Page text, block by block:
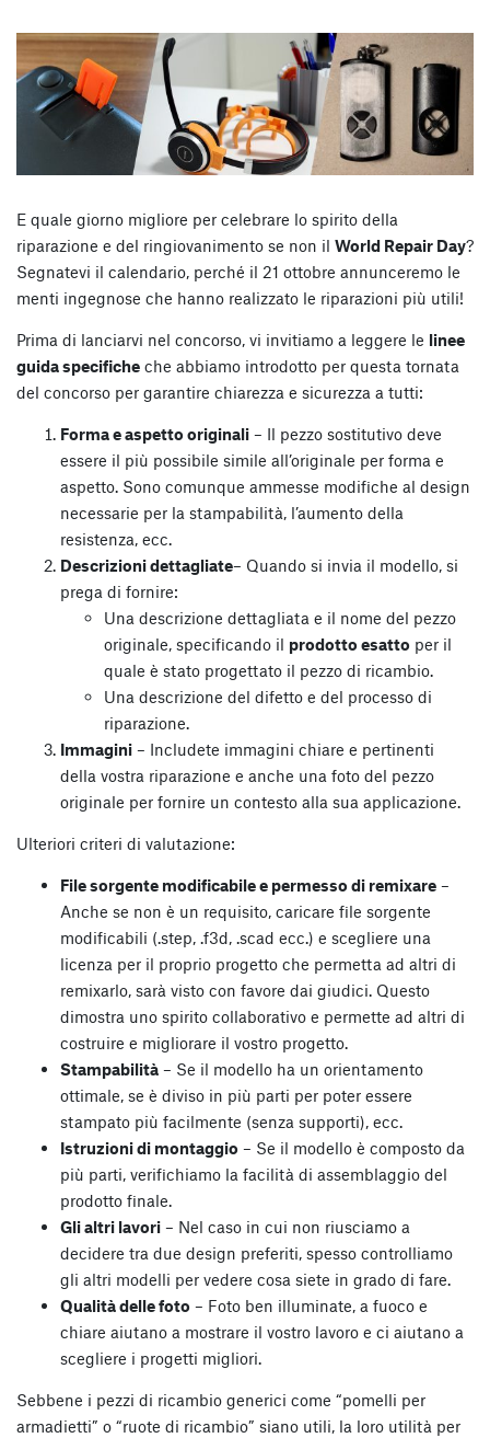
E quale giorno migliore per celebrare lo spirito della
riparazione e del ringiovanimento se non il World Repair Day?
Segnatevi il calendario, perché il 21 ottobre annunceremo le
menti ingegnose che hanno realizzato le riparazioni più utili!
Prima di lanciarvi nel concorso, vi invitiamo a leggere le linee
guida specifiche che abbiamo introdotto per questa tornata
del concorso per garantire chiarezza e sicurezza a tutti:
Forma e aspetto originali – Il pezzo sostitutivo deve
essere il più possibile simile all’originale per forma e
aspetto. Sono comunque ammesse modifiche al design
necessarie per la stampabilità, l’aumento della
resistenza, ecc.
Descrizioni dettagliate– Quando si invia il modello, si
prega di fornire:
Una descrizione dettagliata e il nome del pezzo
originale, specificando il prodotto esatto per il
quale è stato progettato il pezzo di ricambio.
Una descrizione del difetto e del processo di
riparazione.
Immagini – Includete immagini chiare e pertinenti
della vostra riparazione e anche una foto del pezzo
originale per fornire un contesto alla sua applicazione.
Ulteriori criteri di valutazione:
File sorgente modificabile e permesso di remixare –
Anche se non è un requisito, caricare file sorgente
modificabili (.step, .f3d, .scad ecc.) e scegliere una
licenza per il proprio progetto che permetta ad altri di
remixarlo, sarà visto con favore dai giudici. Questo
dimostra uno spirito collaborativo e permette ad altri di
costruire e migliorare il vostro progetto.
Stampabilità – Se il modello ha un orientamento
ottimale, se è diviso in più parti per poter essere
stampato più facilmente (senza supporti), ecc.
Istruzioni di montaggio – Se il modello è composto da
più parti, verifichiamo la facilità di assemblaggio del
prodotto finale.
Gli altri lavori – Nel caso in cui non riusciamo a
decidere tra due design preferiti, spesso controlliamo
gli altri modelli per vedere cosa siete in grado di fare.
Qualità delle foto – Foto ben illuminate, a fuoco e
chiare aiutano a mostrare il vostro lavoro e ci aiutano a
scegliere i progetti migliori.
Sebbene i pezzi di ricambio generici come “pomelli per
armadietti” o “ruote di ricambio” siano utili, la loro utilità per